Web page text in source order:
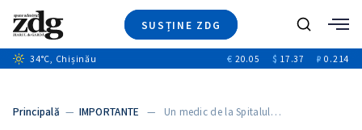
SUSȚINE ZDG
Ştiri
+14
Caută
34°C, Chișinău € 20.05 $ 17.37 ₽ 0.214
Principală — IMPORTANTE — Un medic de la Spitalul…